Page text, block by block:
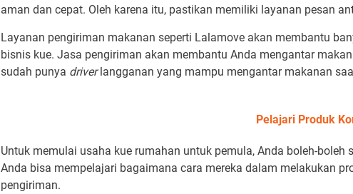
aman dan cepat. Oleh karena itu, pastikan memiliki layanan pesan
Layanan pengiriman makanan seperti Lalamove akan membantu
bisnis kue. Jasa pengiriman akan membantu Anda mengantar
sudah punya driverlangganan yang mampu mengantar makanan
Pelajari Produk
Untuk memulai usaha kue rumahan untuk pemula, Anda boleh-
Anda bisa mempelajari bagaimana cara mereka dalam melakukan
pengiriman.